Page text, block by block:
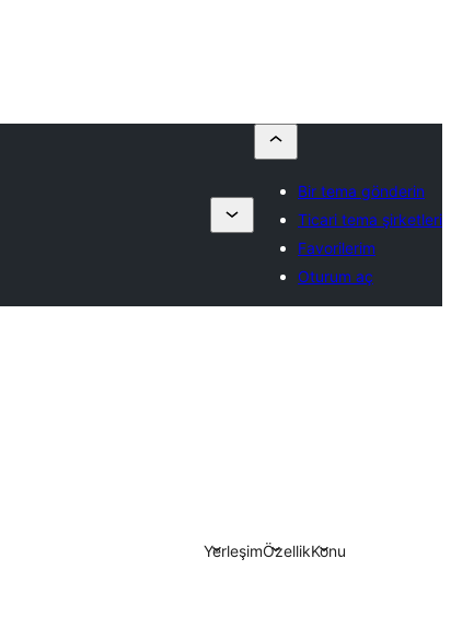
Bir tema gönderin
Ticari tema şirketleri
Favorilerim
Oturum aç
YerleşimÖzellikKonu